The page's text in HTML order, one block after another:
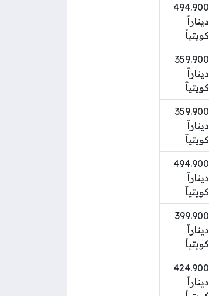
494.900
ديناراََ
كويتياََ
359.900
ديناراََ
كويتياََ
359.900
ديناراََ
كويتياََ
494.900
ديناراََ
كويتياََ
399.900
ديناراََ
كويتياََ
424.900
ديناراََ